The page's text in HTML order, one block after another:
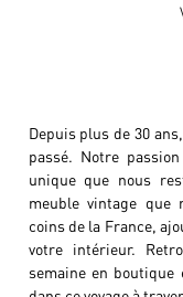
Depuis plus de 30
passé. Notre
unique que nous
meuble vintage que
coins de la France,
votre intérieur.
semaine en